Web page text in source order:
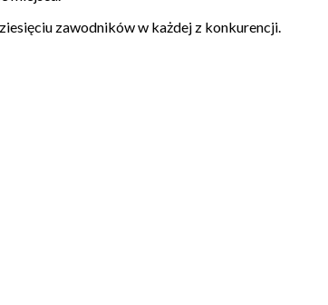
zawodników w każdej z konkurencji.